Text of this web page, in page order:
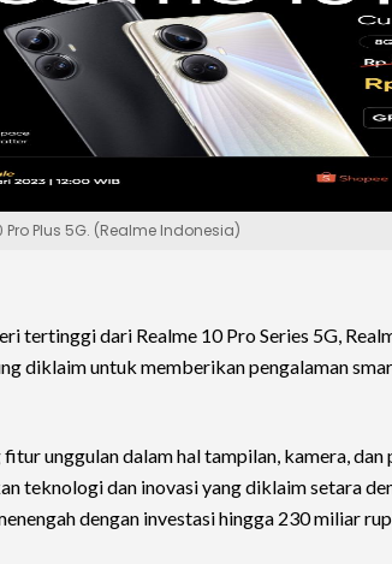
Pro Plus 5G. (Realme Indonesia)
tertinggi dari Realme 10 Pro Series 5G,
diklaim untuk memberikan pengalaman
unggulan dalam hal tampilan, kamera,
teknologi dan inovasi yang diklaim setara
dengan investasi hingga 230 miliar